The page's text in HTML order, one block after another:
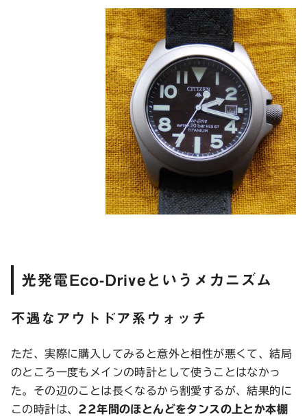
光発電Eco-Driveというメカニズム
不遇なアウトドア系ウォッチ
ただ、実際に購入してみると意外と相性が悪くて、結局
のところ一度もメインの時計として使うことはなかっ
た。その辺のことは長くなるから割愛するが、結果的に
この時計は、 22年間のほとんどをタンスの上とか本棚